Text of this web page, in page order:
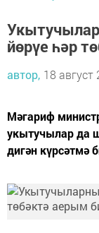
йөрүе һәр
автор, 18 август
Мәгариф
укытучылар да
дигән күрсәтмә